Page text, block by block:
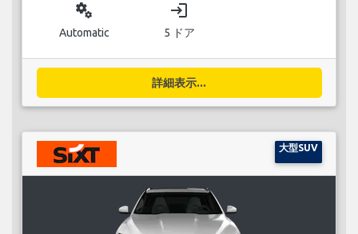
miscellaneous_services
Automatic
login
5 ドア
詳細表示...
大型SUV